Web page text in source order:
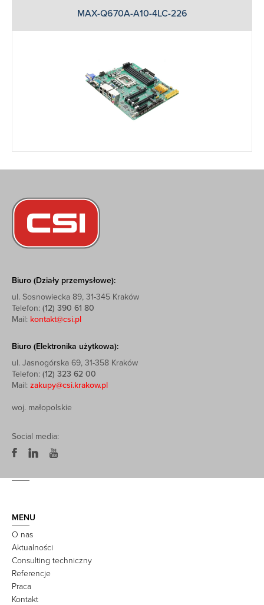
MAX-Q670A-A10-4LC-226
Biuro (Działy przemysłowe):
ul. Sosnowiecka 89, 31-345 Kraków
Telefon: (12) 390 61 80
Mail: kontakt@csi.pl
Biuro (Elektronika użytkowa):
ul. Jasnogórska 69, 31-358 Kraków
Telefon: (12) 323 62 00
Mail: zakupy@csi.krakow.pl
woj. małopolskie
Social media:
MENU
O nas
Aktualności
Consulting techniczny
Referencje
Praca
Kontakt